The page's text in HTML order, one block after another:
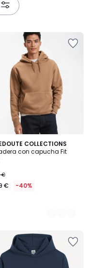
COLLECTIONS
con capucha Fit
€
€ -40%